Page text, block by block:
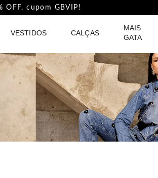
OFF, cupom GBVIP!
VESTIDOS CALÇAS
MAIS
GATA